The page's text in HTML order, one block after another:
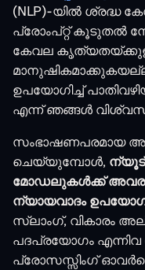
(NLP)-യിൽ ശ്രദ്ധ
പ്രോംപ്റ്റ് കൂടുതൽ
കേവല
ഉപയോഗിച്ച്
എന്ന് ഞങ്ങൾ
സംഭാഷണപരമായ
ചെയ്യുമ്പോൾ,
മോഡലുകൾക്ക്
ന്യായവാദം
സ്ലാംഗ്, വികാരം
പദപ്രയോഗം എന്നിവ
പ്രോസസ്സിംഗ്